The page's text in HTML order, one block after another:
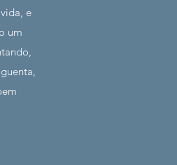
e
um